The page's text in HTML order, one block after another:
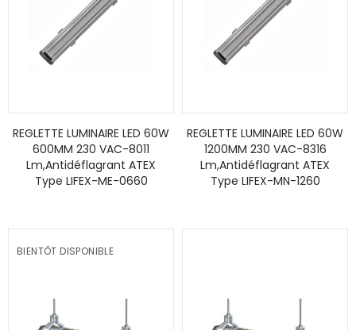
REGLETTE LUMINAIRE LED 60W
600MM 230 VAC-8011
Lm,Antidéflagrant ATEX
Type LIFEX-ME-0660
REGLETTE LUMINAIRE LED 60W
1200MM 230 VAC-8316
Lm,Antidéflagrant ATEX
Type LIFEX-MN-1260
BIENTÔT DISPONIBLE